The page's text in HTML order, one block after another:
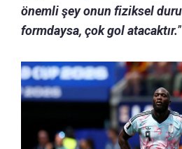
önemli şey onun fiziksel
formdaysa, çok gol atacaktır.”